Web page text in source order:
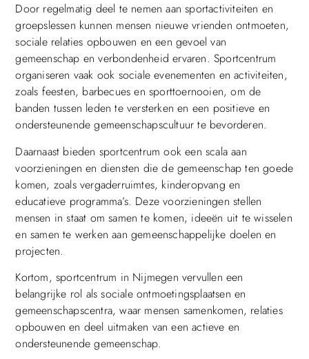
Door regelmatig deel te nemen aan sportactiviteiten en
groepslessen kunnen mensen nieuwe vrienden ontmoeten,
sociale relaties opbouwen en een gevoel van
gemeenschap en verbondenheid ervaren. Sportcentrum
organiseren vaak ook sociale evenementen en activiteiten,
zoals feesten, barbecues en sporttoernooien, om de
banden tussen leden te versterken en een positieve en
ondersteunende gemeenschapscultuur te bevorderen.
Daarnaast bieden sportcentrum ook een scala aan
voorzieningen en diensten die de gemeenschap ten goede
komen, zoals vergaderruimtes, kinderopvang en
educatieve programma’s. Deze voorzieningen stellen
mensen in staat om samen te komen, ideeën uit te wisselen
en samen te werken aan gemeenschappelijke doelen en
projecten.
Kortom, sportcentrum in Nijmegen vervullen een
belangrijke rol als sociale ontmoetingsplaatsen en
gemeenschapscentra, waar mensen samenkomen, relaties
opbouwen en deel uitmaken van een actieve en
ondersteunende gemeenschap.